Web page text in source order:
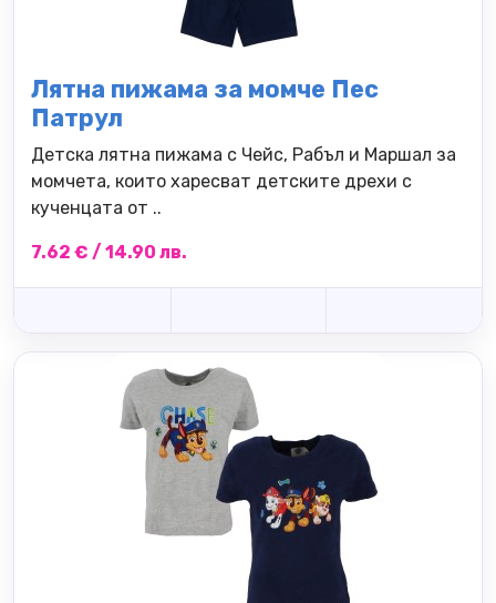
Лятна пижама за момче Пес
Патрул
Детска лятна пижама с Чейс, Рабъл и Маршал за
момчета, които харесват детските дрехи с
кученцата от ..
7.62 € / 14.90 лв.